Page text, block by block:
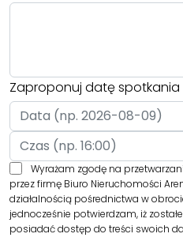
Zaproponuj datę spotkania
Wyrażam zgodę na
przez firmę Biuro Nieruchomości
działalnością pośrednictwa w
jednocześnie potwierdzam, iż
posiadać dostęp do treści swoich